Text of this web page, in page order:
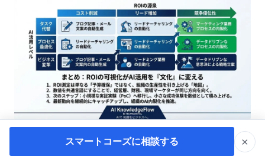
スマートコーズに相談する ×